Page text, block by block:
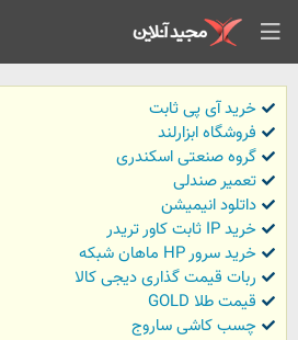
خرید آی پی ثابت
فروشگاه ابزارلند
گروه صنعتی اسکندری
تعمیر صندلی
داتلود انیمیشن
خرید IP ثابت کاور تریدر
خرید سرور HP ماهان شبکه
ربات قیمت گذاری دیجی کالا
قیمت طلا GOLD
چسب کاشی ساروج